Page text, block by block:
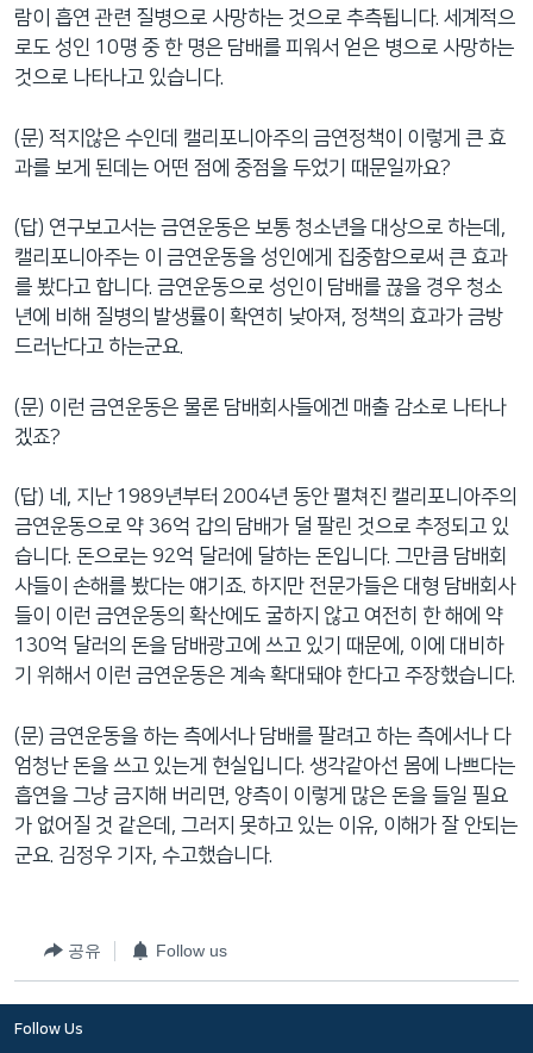
람이 흡연 관련 질병으로 사망하는 것으로 추측됩니다. 세계적으
로도 성인 10명 중 한 명은 담배를 피워서 얻은 병으로 사망하는
것으로 나타나고 있습니다.
(문) 적지않은 수인데 캘리포니아주의 금연정책이 이렇게 큰 효
과를 보게 된데는 어떤 점에 중점을 두었기 때문일까요?
(답) 연구보고서는 금연운동은 보통 청소년을 대상으로 하는데,
캘리포니아주는 이 금연운동을 성인에게 집중함으로써 큰 효과
를 봤다고 합니다. 금연운동으로 성인이 담배를 끊을 경우 청소
년에 비해 질병의 발생률이 확연히 낮아져, 정책의 효과가 금방
드러난다고 하는군요.
(문) 이런 금연운동은 물론 담배회사들에겐 매출 감소로 나타나
겠죠?
(답) 네, 지난 1989년부터 2004년 동안 펼쳐진 캘리포니아주의
금연운동으로 약 36억 갑의 담배가 덜 팔린 것으로 추정되고 있
습니다. 돈으로는 92억 달러에 달하는 돈입니다. 그만큼 담배회
사들이 손해를 봤다는 얘기죠. 하지만 전문가들은 대형 담배회사
들이 이런 금연운동의 확산에도 굴하지 않고 여전히 한 해에 약
130억 달러의 돈을 담배광고에 쓰고 있기 때문에, 이에 대비하
기 위해서 이런 금연운동은 계속 확대돼야 한다고 주장했습니다.
(문) 금연운동을 하는 측에서나 담배를 팔려고 하는 측에서나 다
엄청난 돈을 쓰고 있는게 현실입니다. 생각같아선 몸에 나쁘다는
흡연을 그냥 금지해 버리면, 양측이 이렇게 많은 돈을 들일 필요
가 없어질 것 같은데, 그러지 못하고 있는 이유, 이해가 잘 안되는
군요. 김정우 기자, 수고했습니다.
공유 Follow us
Follow Us